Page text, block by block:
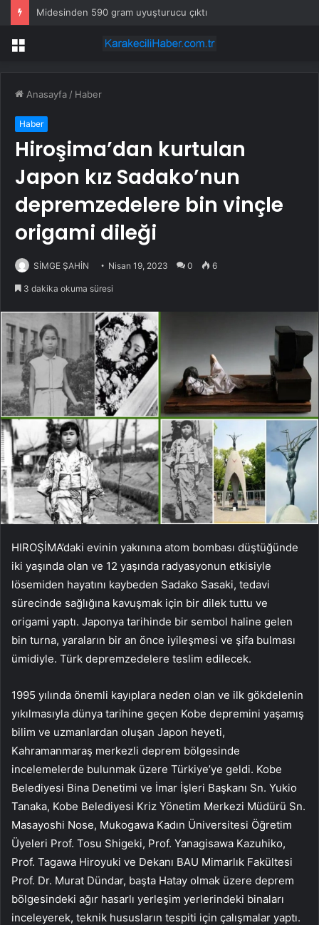
Midesinden 590 gram uyuşturucu çıktı
Menü
Anasayfa / Haber
Haber
Hiroşima’dan kurtulan
Japon kız Sadako’nun
depremzedelere bin vinçle
origami dileği
SİMGE ŞAHİN Nisan 19, 2023 0 6
3 dakika okuma süresi
HIROŞİMA’daki evinin yakınına atom bombası düştüğünde
iki yaşında olan ve 12 yaşında radyasyonun etkisiyle
lösemiden hayatını kaybeden Sadako Sasaki, tedavi
sürecinde sağlığına kavuşmak için bir dilek tuttu ve
origami yaptı. Japonya tarihinde bir sembol haline gelen
bin turna, yaraların bir an önce iyileşmesi ve şifa bulması
ümidiyle. Türk depremzedelere teslim edilecek.
1995 yılında önemli kayıplara neden olan ve ilk gökdelenin
yıkılmasıyla dünya tarihine geçen Kobe depremini yaşamış
bilim ve uzmanlardan oluşan Japon heyeti,
Kahramanmaraş merkezli deprem bölgesinde
incelemelerde bulunmak üzere Türkiye’ye geldi. Kobe
Belediyesi Bina Denetimi ve İmar İşleri Başkanı Sn. Yukio
Tanaka, Kobe Belediyesi Kriz Yönetim Merkezi Müdürü Sn.
Masayoshi Nose, Mukogawa Kadın Üniversitesi Öğretim
Üyeleri Prof. Tosu Shigeki, Prof. Yanagisawa Kazuhiko,
Prof. Tagawa Hiroyuki ve Dekanı BAU Mimarlık Fakültesi
Prof. Dr. Murat Dündar, başta Hatay olmak üzere deprem
bölgesindeki ağır hasarlı yerleşim yerlerindeki binaları
inceleyerek, teknik hususların tespiti için çalışmalar yaptı.